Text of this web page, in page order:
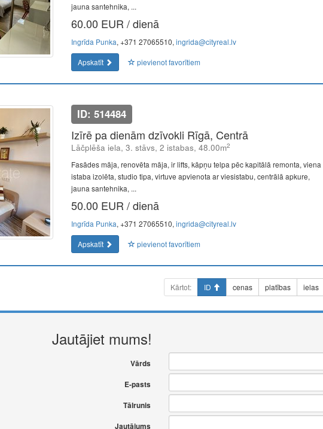
jauna santehnika, ...
60.00 EUR / dienā
Ingrīda Punka, +371 27065510, ingrida@cityreal.lv
Apskatīt
pievienot favorītiem
ID: 514484
Izīrē pa dienām dzīvokli Rīgā, Centrā
Lāčplēša iela, 3. stāvs, 2 istabas, 48.00m2
Fasādes māja, renovēta māja, ir lifts, kāpņu telpa pēc kapitālā remonta, viena
istaba izolēta, studio tipa, virtuve apvienota ar viesistabu, centrālā apkure,
jauna santehnika, ...
50.00 EUR / dienā
Ingrīda Punka, +371 27065510, ingrida@cityreal.lv
Apskatīt
pievienot favorītiem
Kārtot: ID cenas platības ielas
Jautājiet mums!
Vārds
E-pasts
Tālrunis
Jautājums